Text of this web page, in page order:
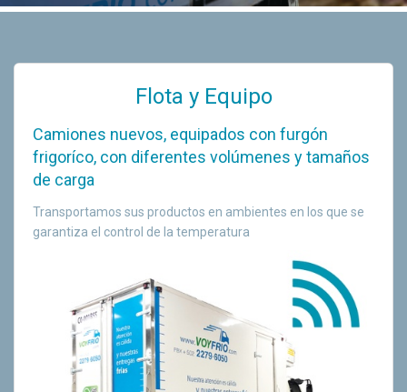
Flota y Equipo
Camiones nuevos, equipados con furgón
frigoríco, con diferentes volúmenes y tamaños
de carga
Transportamos sus productos en ambientes en los que se
garantiza el control de la temperatura